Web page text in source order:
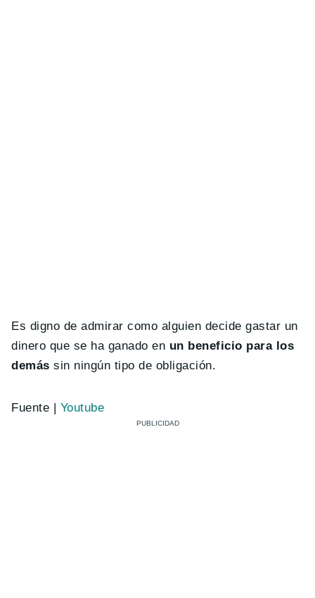
Es digno de admirar como alguien decide gastar un
dinero que se ha ganado en un beneficio para los
demás sin ningún tipo de obligación.
Fuente | Youtube